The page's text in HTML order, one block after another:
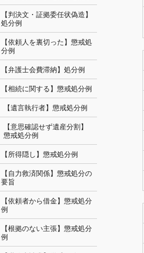
【判決文・証拠委任状偽造】
処分例
【依頼人を裏切った】懲戒処
分例
【弁護士会費滞納】処分例
【相続に関する】懲戒処分例
【遺言執行者】懲戒処分例
【意思確認せず遺産分割】
懲戒処分例
【所得隠し】懲戒処分例
【自力救済関係】懲戒処分の
要旨
【依頼者から借金】懲戒処分
例
【根拠のない主張】懲戒処分
例